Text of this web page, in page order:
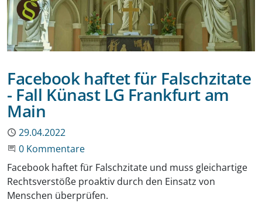
Facebook haftet für Falschzitate
- Fall Künast LG Frankfurt am
Main
Publiziert
29.04.2022
Beginne eine Unterhaltung
0 Kommentare
Facebook haftet für Falschzitate und muss gleichartige
Rechtsverstöße proaktiv durch den Einsatz von
Menschen überprüfen.